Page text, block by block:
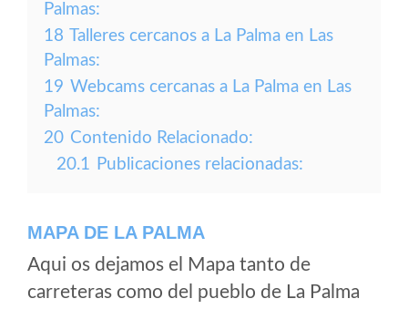
Palmas:
18 Talleres cercanos a La Palma en Las
Palmas:
19 Webcams cercanas a La Palma en Las
Palmas:
20 Contenido Relacionado:
20.1 Publicaciones relacionadas:
MAPA DE LA PALMA
Aqui os dejamos el Mapa tanto de
carreteras como del pueblo de La Palma